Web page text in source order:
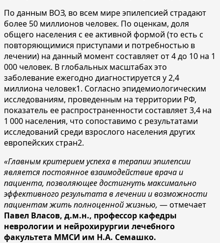
По данным ВОЗ, во всем мире эпилепсией страдают
более 50 миллионов человек. По оценкам, доля
общего населения с ее активной формой (то есть с
повторяющимися приступами и потребностью в
лечении) на данный момент составляет от 4 до 10 на 1
000 человек. В глобальных масштабах это
заболевание ежегодно диагностируется у 2,4
миллиона человек1. Согласно эпидемиологическим
исследованиям, проведенным на территории РФ,
показатель ее распространенности составляет 3,4 на
1 000 населения, что сопоставимо с результатами
исследований среди взрослого населения других
европейских стран2.
«Главным критерием успеха в терапии эпилепсии
является постоянное взаимодействие врача и
пациента, позволяющее достигнуть максимально
эффективного результата в лечении и возможности
пациентам жить полноценной жизнью, — отмечает
Павел Власов, д.м.н., профессор кафедры
неврологии и нейрохирургии лечебного
факультета ММСИ им Н.А. Семашко.